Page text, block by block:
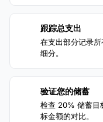
跟踪总支出
在支出部分记录
细分。
验证您的储蓄
检查 20% 储蓄目
标金额的对比。